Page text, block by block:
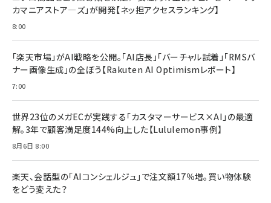
カマニアストア―ズ」が開発【ネッ担アクセスランキング】
8:00
「楽天市場」がAI戦略を公開。「AI店長」「バーチャル試着」「RMSバ
ナー画像生成」の全ぼう【Rakuten AI Optimismレポート】
7:00
世界23位のメガECが実践する「カスタマーサービス×AI」の最適
解。3年で顧客満足度144%向上した【Lululemon事例】
8月6日 8:00
楽天、会話型の「AIコンシェルジュ」で注文額17％増。買い物体験
をどう変えた？